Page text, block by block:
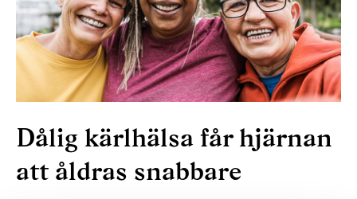
Dålig kärlhälsa får hjärnan
att åldras snabbare